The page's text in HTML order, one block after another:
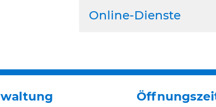
Online-Dienste